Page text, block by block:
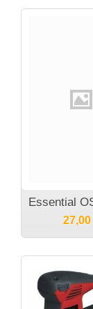
27,00